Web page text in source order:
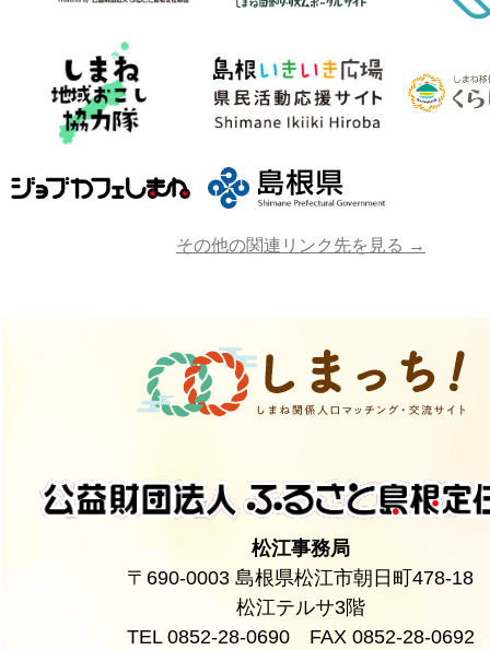
その他の関連リンク先を見る →
松江事務局
〒690-0003 島根県松江市朝日町478-18
松江テルサ3階
TEL 0852-28-0690 FAX 0852-28-0692